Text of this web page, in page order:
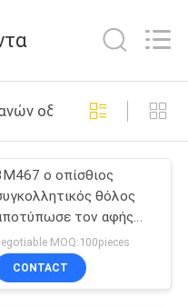
91
34
οδηγήσεων
ο οπίσθιος
θόλος
τον αφής
μεμβρανών σε
MOQ:100pieces
CONTACT